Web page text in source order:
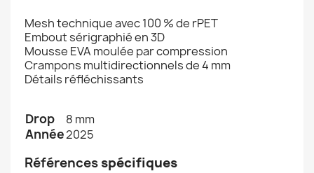
Mesh technique avec 100 % de rPET
Embout sérigraphié en 3D
Mousse EVA moulée par compression
Crampons multidirectionnels de 4 mm
Détails réfléchissants
Drop 8 mm
Année2025
Références spécifiques